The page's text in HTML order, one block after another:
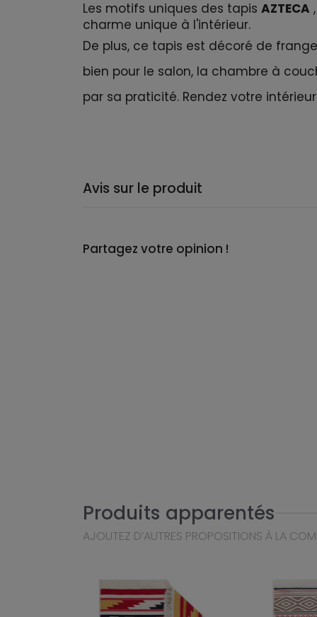
Les motifs uniques des tapis AZTECA
charme unique à l'intérieur.
De plus, ce tapis est décoré de
bien pour le salon, la chambre à
par sa praticité. Rendez votre
Avis sur le produit
Partagez votre opinion !
Produits apparentés
AJOUTEZ D’AUTRES PROPOSITIONS À LA